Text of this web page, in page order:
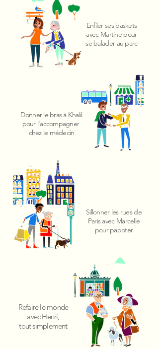
Enfiler ses baskets
avec Martine pour
se balader au parc
Donner le bras à Khalil
pour l'accompagner
chez le médecin
Sillonnerles rues de
Paris avec Marcelle
pour papoter
Refaire le monde
avec Henri,
tout simplement